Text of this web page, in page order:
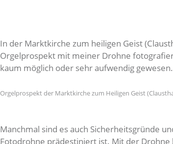
In der Marktkirche zum heiligen Geist
Orgelprospekt mit meiner Drohne
kaum möglich oder sehr aufwendig gewesen.
Orgelprospekt der Marktkirche zum Heiligen Geist
Manchmal sind es auch Sicherheitsgründe
Fotodrohne prädestiniert ist. Mit der